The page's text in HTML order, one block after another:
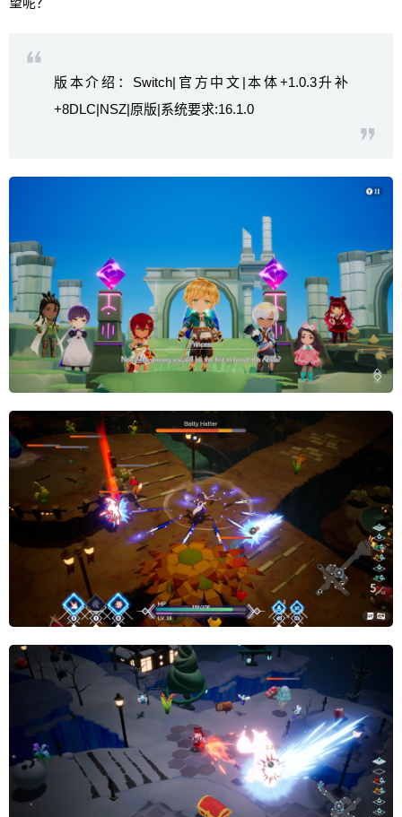
版本介绍：Switch|官方中文|本体+1.0.3升补
+8DLC|NSZ|原版|系统要求:16.1.0